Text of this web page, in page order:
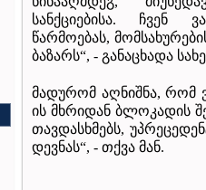
სანქციებისა. ჩვენ
წარმოებას,
ბაზარს“, - განაცხადა
მადურომ აღნიშნა, რომ
ის მხრიდან ბლოკადის
თავდასხმებს,
დევნას“, - თქვა მან.